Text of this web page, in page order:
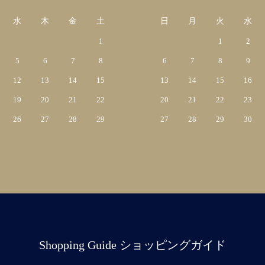
水 木 金 土
1
5 6 7 8
12 13 14 15
19 20 21 22
26 27 28 29
日 月 火 水
1 2
6 7 8 9
13 14 15 16
20 21 22 23
27 28 29 30
Shopping Guide ショッピングガイド